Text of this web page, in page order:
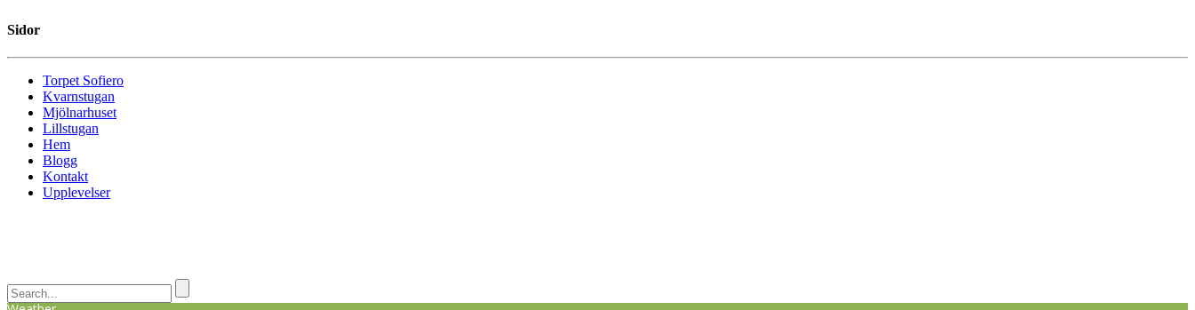
Sidor
Torpet Sofiero
Kvarnstugan
Mjölnarhuset
Lillstugan
Hem
Blogg
Kontakt
Upplevelser